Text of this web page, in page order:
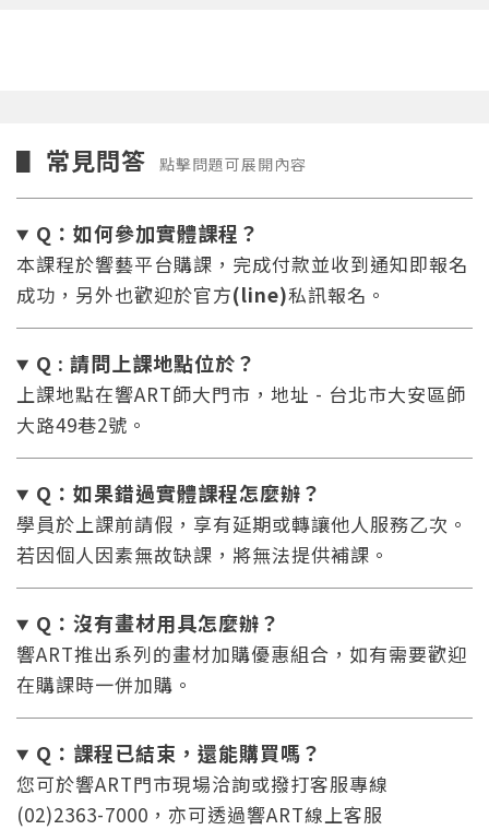
入。
點擊下方「確定」將前一位使用者強制登出。
確定
▋ 常見問答 點擊問題可展開內容
Q：如何參加實體課程？
本課程於響藝平台購課，完成付款並收到通知即報名
成功，另外也歡迎於官方(line)私訊報名。
Q : 請問上課地點位於？
上課地點在響ART師大門市，地址 - 台北市大安區師
大路49巷2號。
Q：如果錯過實體課程怎麼辦？
學員於上課前請假，享有延期或轉讓他人服務乙次。
若因個人因素無故缺課，將無法提供補課。
Q：沒有畫材用具怎麼辦？
響ART推出系列的畫材加購優惠組合，如有需要歡迎
在購課時一併加購。
Q：課程已結束，還能購買嗎？
您可於響ART門市現場洽詢或撥打客服專線
(02)2363-7000，亦可透過響ART線上客服